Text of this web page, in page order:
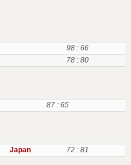
98 : 66
78 : 80
87 : 65
Japan 72 : 81